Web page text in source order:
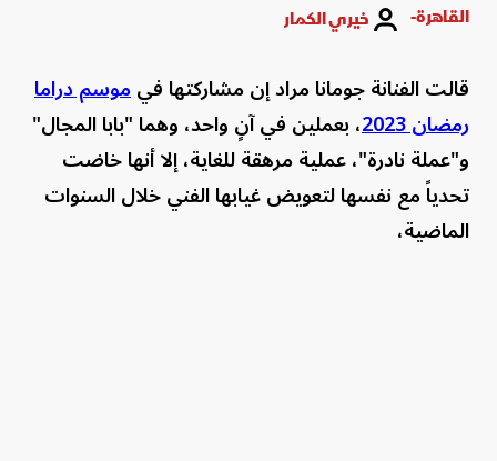
القاهرة- خيري الكمار
قالت الفنانة جومانا مراد إن مشاركتها فيموسم دراما
رمضان 2023
، بعملين في آنٍ واحد، وهما "بابا المجال"
و"عملة نادرة"، عملية مرهقة للغاية، إلا أنها خاضت
تحدياً مع نفسها لتعويض غيابها الفني خلال السنوات
الماضية،